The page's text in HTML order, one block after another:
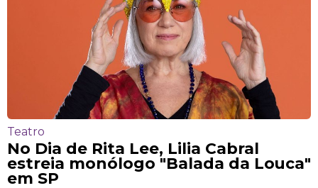
Teatro
No Dia de Rita Lee, Lilia Cabral
estreia monólogo "Balada da Louca"
em SP